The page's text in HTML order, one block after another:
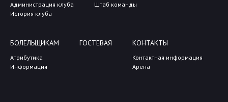
Администрация клуба
История клуба
Штаб команды
БОЛЕЛЬЩИКАМ
Атрибутика
Информация
ГОСТЕВАЯ КОНТАКТЫ
Контактная информация
Арена